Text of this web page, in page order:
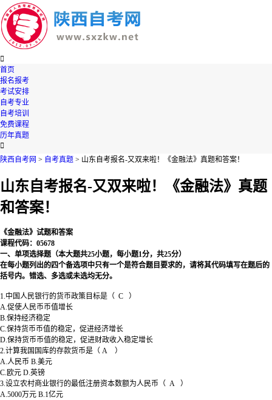

首页
报名报考
考试安排
自考专业
自考培训
免费课程
历年真题

陕西自考网 > 自考真题 > 山东自考报名-又双来啦！《金融法》真题和答案！
山东自考报名-又双来啦！《金融法》真题
和答案！
《金融法》试题和答案
课程代码：05678
一、单项选择题（本大题共25小题，每小题1分，共25分）
在每小题列出的四个备选项中只有一个是符合题目要求的，请将其代码填写在题后的
括号内。错选、多选或未选均无分。
1.中国人民银行的货币政策目标是（ C ）
A.促使人民币币值增长
B.保持经济稳定
C.保持货币币值的稳定，促进经济增长
D.保持货币币值的稳定，促进财政收入稳定增长
2.计算我国国库的存款货币是（ A ）
A.人民币 B.美元
C.欧元 D.英镑
3.设立农村商业银行的最低注册资本数额为人民币（ A ）
A.5000万元 B.1亿元